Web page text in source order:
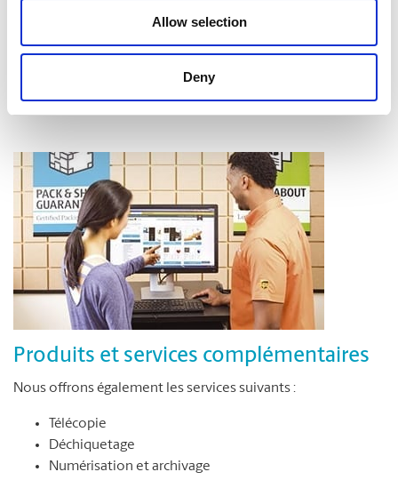
Allow selection
Deny
Produits et services complémentaires
Nous offrons également les services suivants :
Télécopie
Déchiquetage
Numérisation et archivage